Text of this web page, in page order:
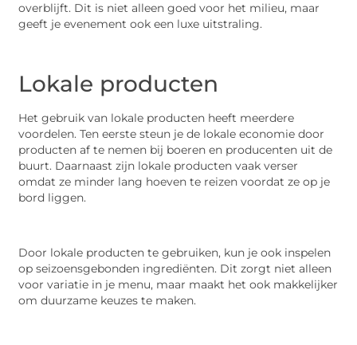
overblijft. Dit is niet alleen goed voor het milieu, maar
geeft je evenement ook een luxe uitstraling.
Lokale producten
Het gebruik van lokale producten heeft meerdere
voordelen. Ten eerste steun je de lokale economie door
producten af te nemen bij boeren en producenten uit de
buurt. Daarnaast zijn lokale producten vaak verser
omdat ze minder lang hoeven te reizen voordat ze op je
bord liggen.
Door lokale producten te gebruiken, kun je ook inspelen
op seizoensgebonden ingrediënten. Dit zorgt niet alleen
voor variatie in je menu, maar maakt het ook makkelijker
om duurzame keuzes te maken.